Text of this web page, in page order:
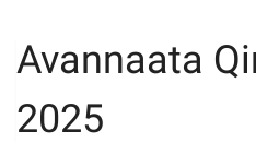
Avannaata
2025